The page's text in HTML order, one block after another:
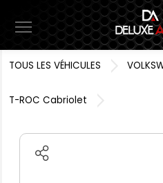
TOUS LES VÉHICULES
T-ROC Cabriolet